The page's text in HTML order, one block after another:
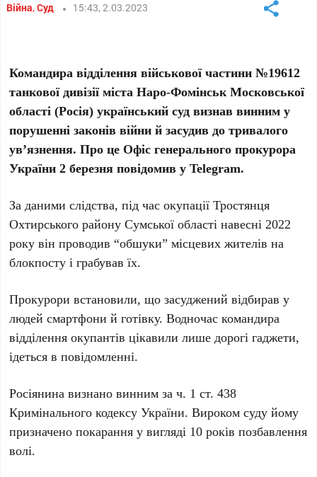
Війна,Суд 15:43, 2.03.2023
Командира відділення військової частини №19612
танкової дивізії міста Наро-Фомінськ Московської
області (Росія) український суд визнав винним у
порушенні законів війни й засудив до тривалого
ув’язнення. Про це Офіс генерального прокурора
України 2 березня повідомив у Telegram.
За даними слідства, під час окупації Тростянця
Охтирського району Сумської області навесні 2022
року він проводив “обшуки” місцевих жителів на
блокпосту і грабував їх.
Прокурори встановили, що засуджений відбирав у
людей смартфони й готівку. Водночас командира
відділення окупантів цікавили лише дорогі гаджети,
ідеться в повідомленні.
Росіянина визнано винним за ч. 1 ст. 438
Кримінального кодексу України. Вироком суду йому
призначено покарання у вигляді 10 років позбавлення
волі.